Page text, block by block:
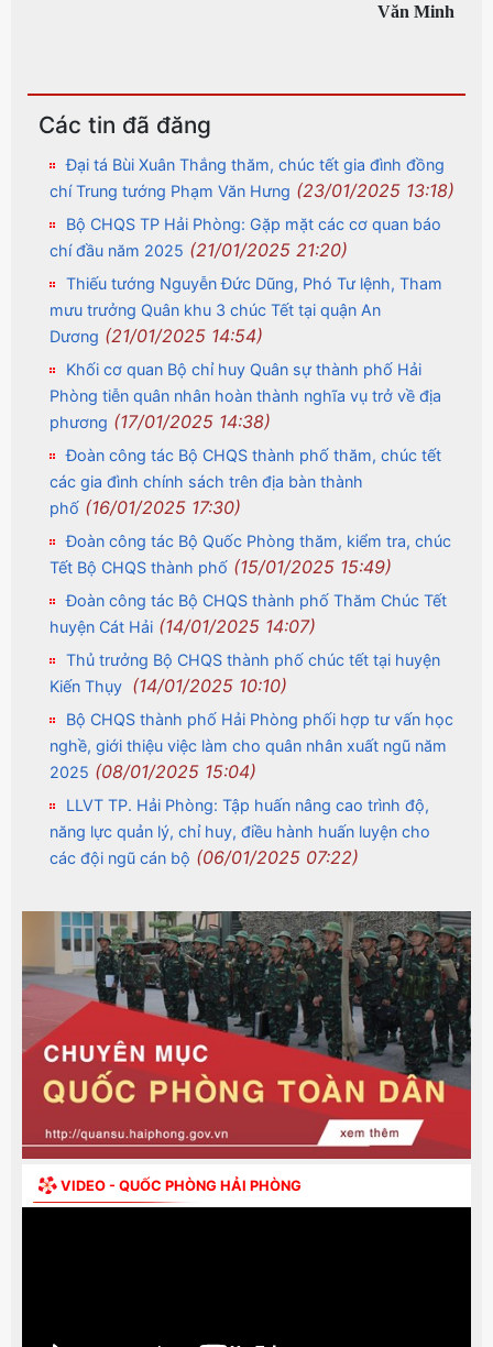
Văn Minh
Các tin đã đăng
Đại tá Bùi Xuân Thắng thăm, chúc tết gia đình đồng
chí Trung tướng Phạm Văn Hưng (23/01/2025 13:18)
Bộ CHQS TP Hải Phòng: Gặp mặt các cơ quan báo
chí đầu năm 2025 (21/01/2025 21:20)
Thiếu tướng Nguyễn Đức Dũng, Phó Tư lệnh, Tham
mưu trưởng Quân khu 3 chúc Tết tại quận An
Dương (21/01/2025 14:54)
Khối cơ quan Bộ chỉ huy Quân sự thành phố Hải
Phòng tiễn quân nhân hoàn thành nghĩa vụ trở về địa
phương (17/01/2025 14:38)
Đoàn công tác Bộ CHQS thành phố thăm, chúc tết
các gia đình chính sách trên địa bàn thành
phố (16/01/2025 17:30)
Đoàn công tác Bộ Quốc Phòng thăm, kiểm tra, chúc
Tết Bộ CHQS thành phố (15/01/2025 15:49)
Đoàn công tác Bộ CHQS thành phố Thăm Chúc Tết
huyện Cát Hải (14/01/2025 14:07)
Thủ trưởng Bộ CHQS thành phố chúc tết tại huyện
Kiến Thụy (14/01/2025 10:10)
Bộ CHQS thành phố Hải Phòng phối hợp tư vấn học
nghề, giới thiệu việc làm cho quân nhân xuất ngũ năm
2025 (08/01/2025 15:04)
LLVT TP. Hải Phòng: Tập huấn nâng cao trình độ,
năng lực quản lý, chỉ huy, điều hành huấn luyện cho
các đội ngũ cán bộ (06/01/2025 07:22)
VIDEO - QUỐC PHÒNG HẢI PHÒNG